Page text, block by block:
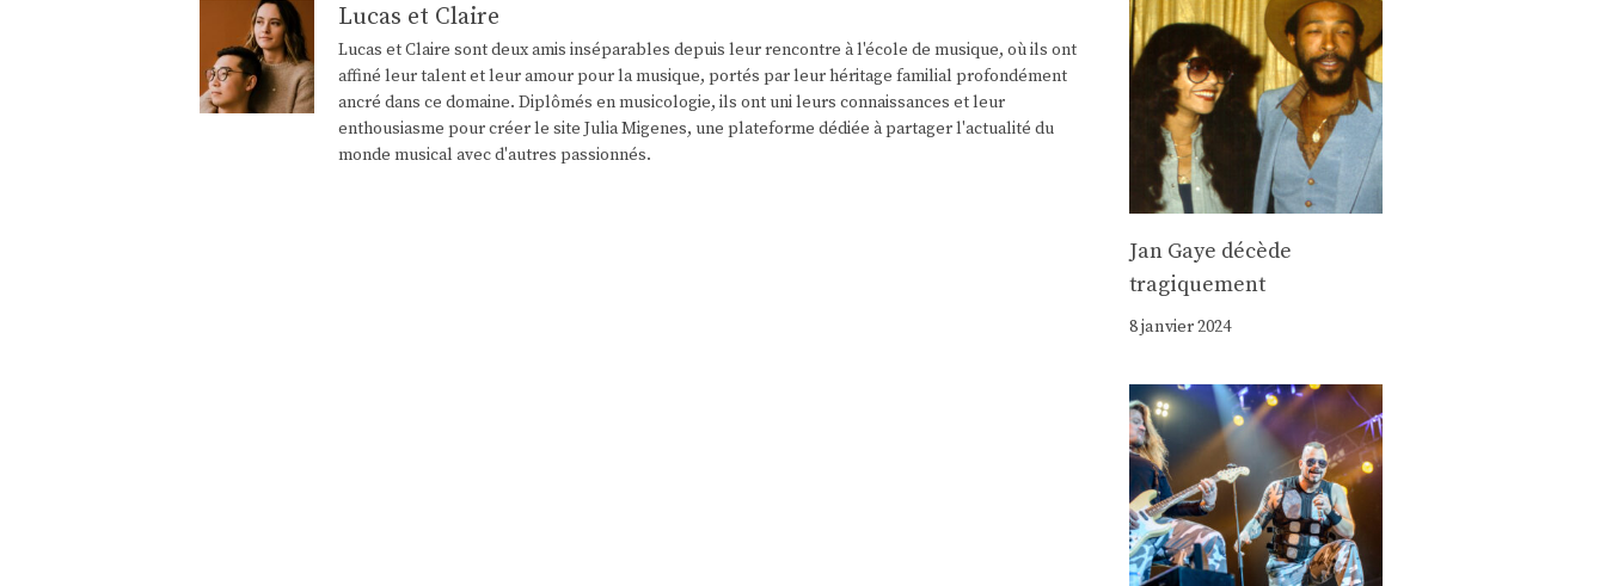
Lucas et Claire
Lucas et Claire sont deux amis inséparables depuis leur rencontre à l'école de musique, où ils ont
affiné leur talent et leur amour pour la musique, portés par leur héritage familial profondément
ancré dans ce domaine. Diplômés en musicologie, ils ont uni leurs connaissances et leur
enthousiasme pour créer le site Julia Migenes, une plateforme dédiée à partager l'actualité du
monde musical avec d'autres passionnés.
Jan Gaye décède
tragiquement
8 janvier 2024